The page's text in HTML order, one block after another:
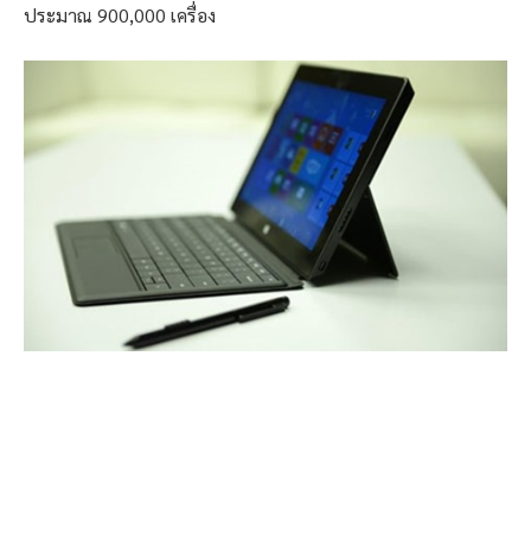
ประมาณ 900,000 เครื่อง